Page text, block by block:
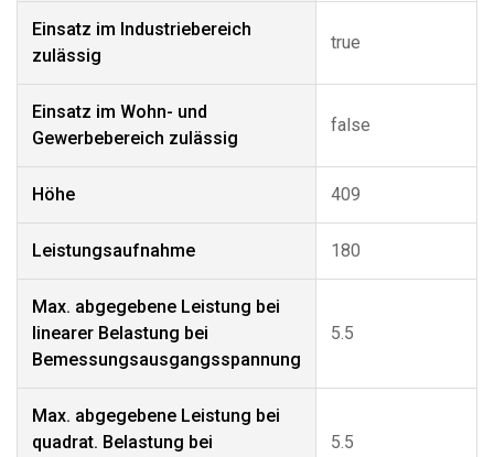
Einsatz im Industriebereich
zulässig
true
Einsatz im Wohn- und
Gewerbebereich zulässig
false
Höhe 409
Leistungsaufnahme 180
Max. abgegebene Leistung bei
linearer Belastung bei
Bemessungsausgangsspannung
5.5
Max. abgegebene Leistung bei
quadrat. Belastung bei
5.5